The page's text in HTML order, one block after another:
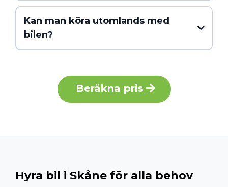
Klicka här
Kan man köra utomlands med
bilen?
Beräkna pris
Hyra bil i Skåne för alla behov